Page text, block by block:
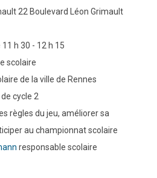
22 Boulevard Léon Grimault
h 30 - 12 h 15
scolaire
de la ville de Rennes
cycle 2
règles du jeu, améliorer sa
au championnat scolaire
responsable scolaire